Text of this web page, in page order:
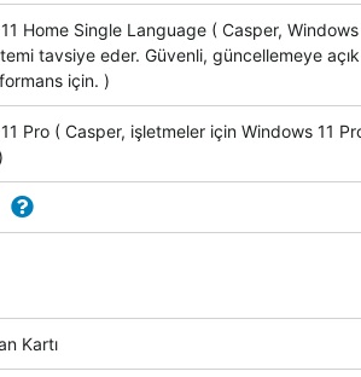
Home Single Language ( Casper, Windows
tavsiye eder. Güvenli, güncellemeye
için. )
Pro ( Casper, işletmeler için Windows 11
Kartı